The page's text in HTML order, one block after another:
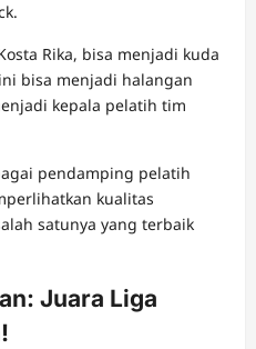
Rika, bisa menjadi kuda
bisa menjadi halangan
kepala pelatih tim
pendamping pelatih
kualitas
satunya yang terbaik
Juara Liga